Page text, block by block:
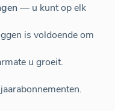
— u kunt op elk
is voldoende om
u groeit.